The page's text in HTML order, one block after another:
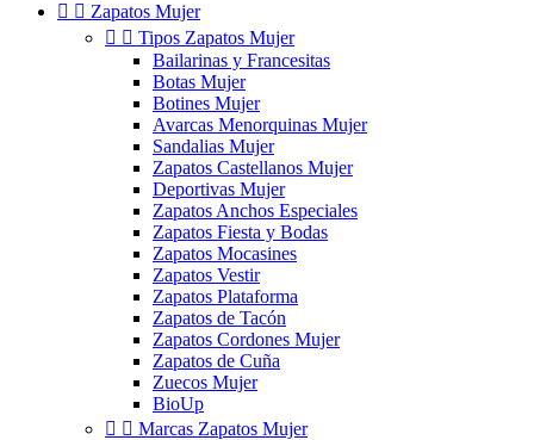
  Zapatos Mujer
  Tipos Zapatos Mujer
Bailarinas y Francesitas
Botas Mujer
Botines Mujer
Avarcas Menorquinas Mujer
Sandalias Mujer
Zapatos Castellanos Mujer
Deportivas Mujer
Zapatos Anchos Especiales
Zapatos Fiesta y Bodas
Zapatos Mocasines
Zapatos Vestir
Zapatos Plataforma
Zapatos de Tacón
Zapatos Cordones Mujer
Zapatos de Cuña
Zuecos Mujer
BioUp
  Marcas Zapatos Mujer